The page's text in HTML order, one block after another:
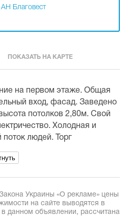
Благовест
ПОКАЗАТЬ НА КАРТЕ
на первом этаже. Общая
вход, фасад. Заведено
потолков 2,80м. Свой
Холодная и
людей. Торг
Украины «О рекламе» цены
на сайте выводятся в
данном объявлении, рассчитана